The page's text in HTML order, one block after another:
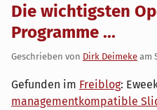
Die wichtigsten
Programme ...
Geschrieben von Dirk Deimeke am
Gefunden im Freiblog:
managementkompatible